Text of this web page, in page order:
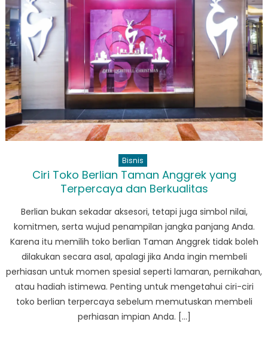
Bisnis
Ciri Toko Berlian Taman Anggrek yang
Terpercaya dan Berkualitas
Berlian bukan sekadar aksesori, tetapi juga simbol nilai,
komitmen, serta wujud penampilan jangka panjang Anda.
Karena itu memilih toko berlian Taman Anggrek tidak boleh
dilakukan secara asal, apalagi jika Anda ingin membeli
perhiasan untuk momen spesial seperti lamaran, pernikahan,
atau hadiah istimewa. Penting untuk mengetahui ciri-ciri
toko berlian terpercaya sebelum memutuskan membeli
perhiasan impian Anda. […]